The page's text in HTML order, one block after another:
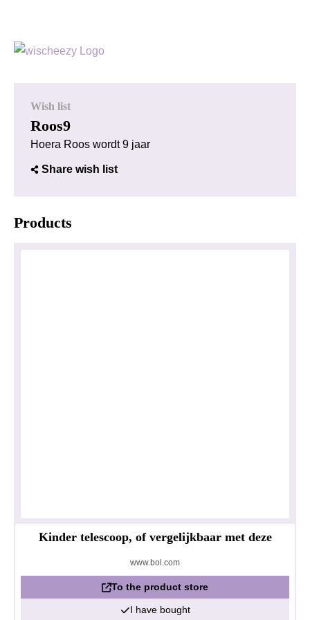
Wish list
Roos9
Hoera Roos wordt 9 jaar
Share wish list
Products
Kinder telescoop, of vergelijkbaar met deze
www.bol.com
To the product store
I have bought